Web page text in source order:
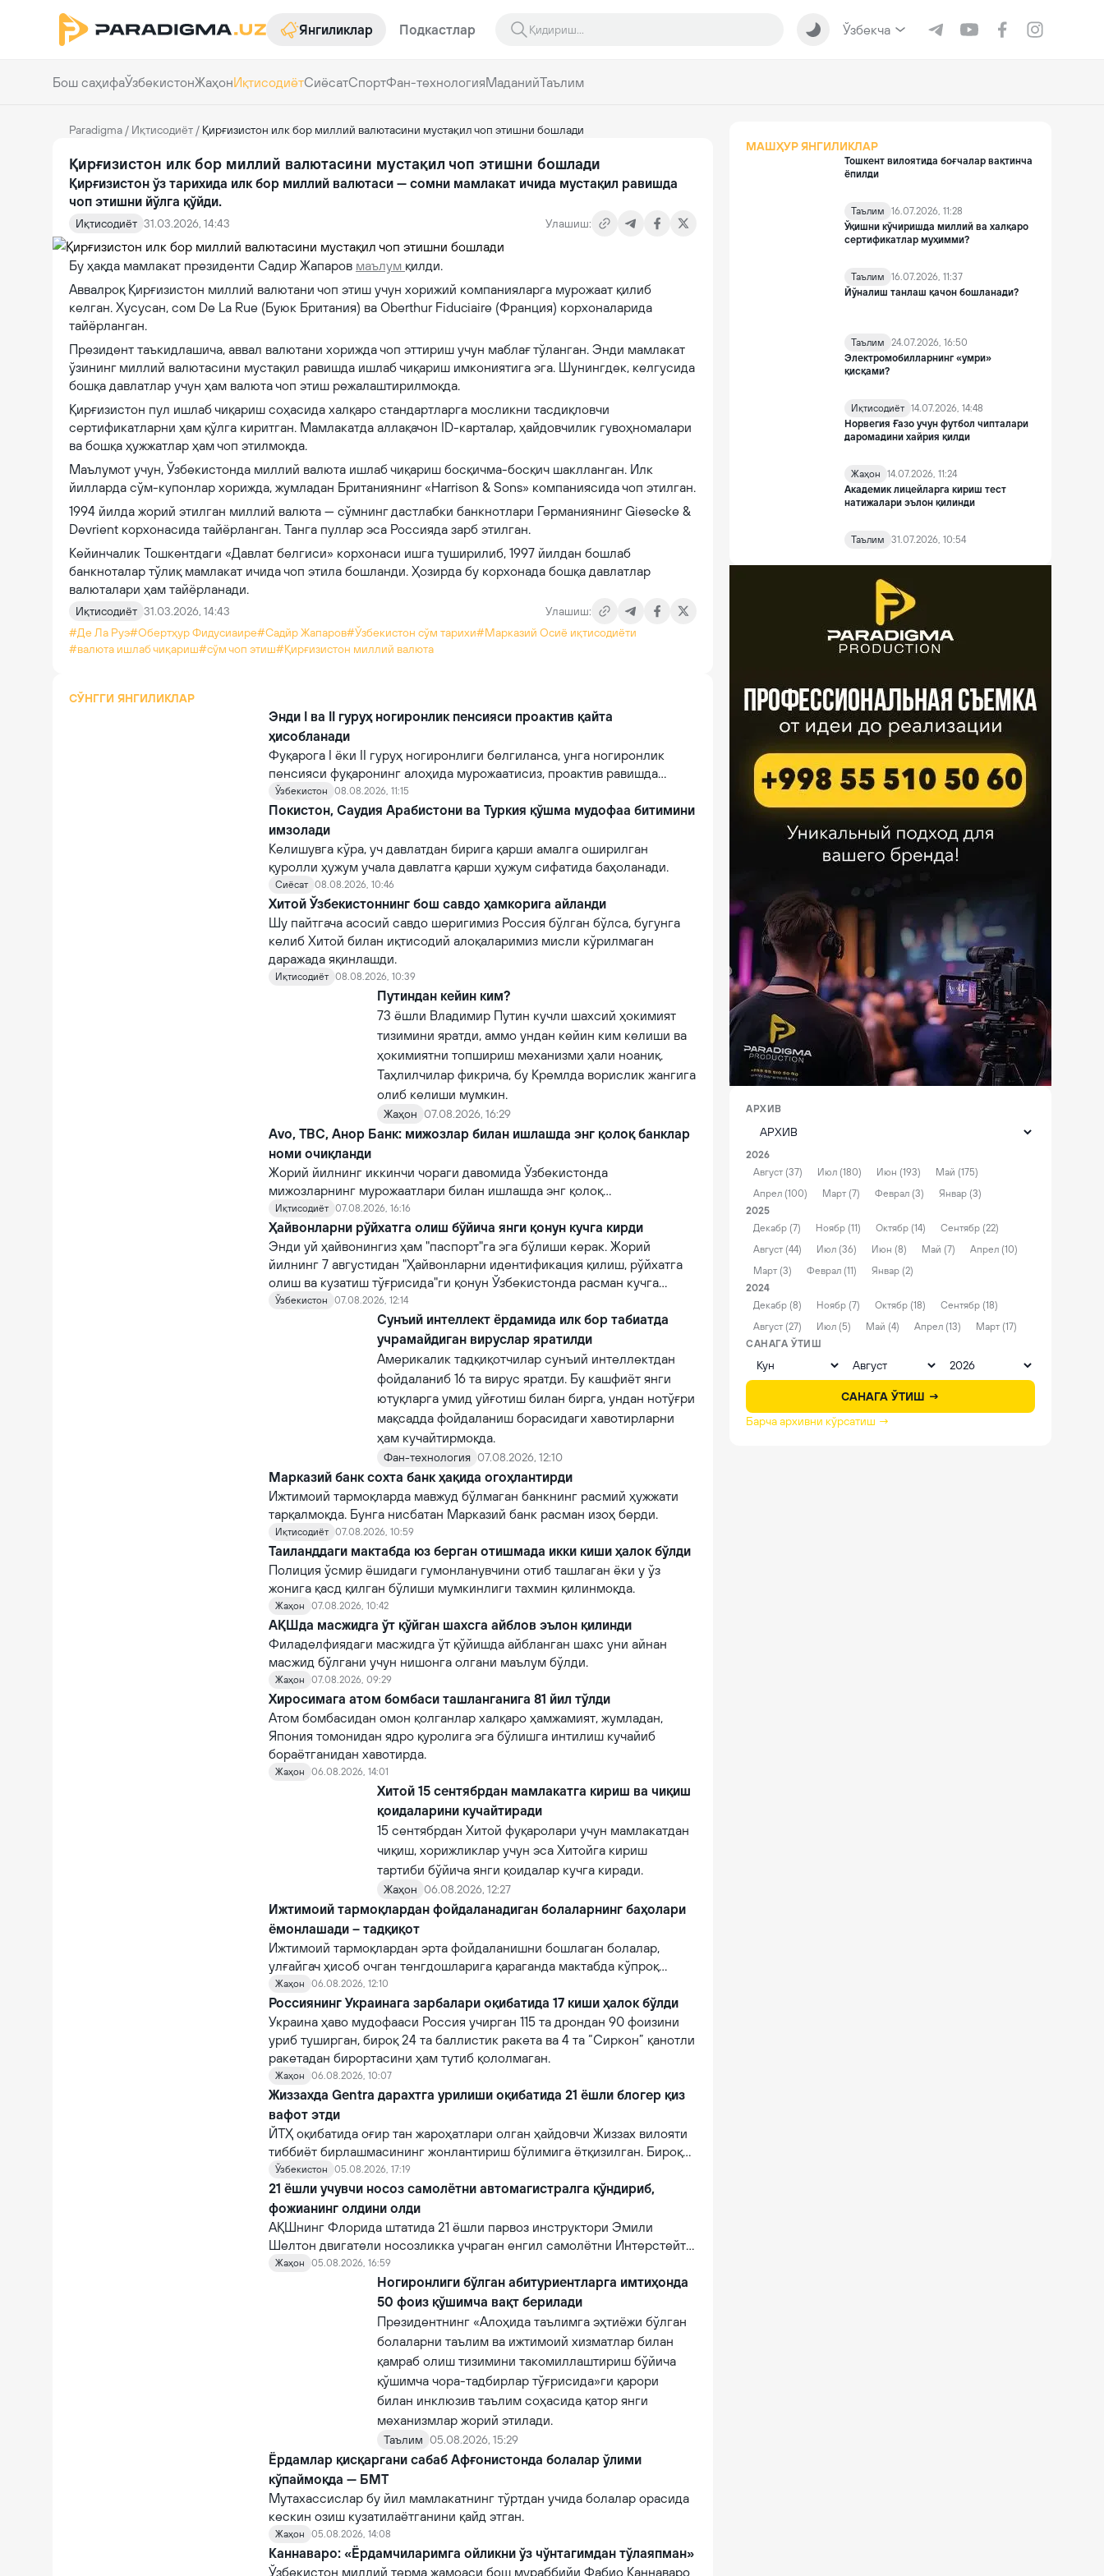
Янгиликлар Подкастлар Ўзбекча
Бош саҳифаЎзбекистонЖаҳонИқтисодиётСиёсатСпортФан-технологияМаданийТаълим
Paradigma / Иқтисодиёт / Қирғизистон илк бор миллий валютасини мустақил чоп этишни бошлади
Қирғизистон илк бор миллий валютасини мустақил чоп этишни бошлади
Қирғизистон ўз тарихида илк бор миллий валютаси — сомни мамлакат ичида мустақил равишда
чоп этишни йўлга қўйди.
Иқтисодиёт 31.03.2026, 14:43 Улашиш:
Бу ҳақда мамлакат президенти Садир Жапаров маълум қилди.
Аввалроқ Қирғизистон миллий валютани чоп этиш учун хорижий компанияларга мурожаат қилиб
келган. Хусусан, сом De La Rue (Буюк Британия) ва Oberthur Fiduciaire (Франция) корхоналарида
тайёрланган.
Президент таъкидлашича, аввал валютани хорижда чоп эттириш учун маблағ тўланган. Энди мамлакат
ўзининг миллий валютасини мустақил равишда ишлаб чиқариш имкониятига эга. Шунингдек, келгусида
бошқа давлатлар учун ҳам валюта чоп этиш режалаштирилмоқда.
Қирғизистон пул ишлаб чиқариш соҳасида халқаро стандартларга мосликни тасдиқловчи
сертификатларни ҳам қўлга киритган. Мамлакатда аллақачон ID-карталар, ҳайдовчилик гувоҳномалари
ва бошқа ҳужжатлар ҳам чоп этилмоқда.
Маълумот учун, Ўзбекистонда миллий валюта ишлаб чиқариш босқичма-босқич шаклланган. Илк
йилларда сўм-купонлар хорижда, жумладан Британиянинг «Harrison & Sons» компаниясида чоп этилган.
1994 йилда жорий этилган миллий валюта — сўмнинг дастлабки банкнотлари Германиянинг Giesecke &
Devrient корхонасида тайёрланган. Танга пуллар эса Россияда зарб этилган.
Кейинчалик Тошкентдаги «Давлат белгиси» корхонаси ишга туширилиб, 1997 йилдан бошлаб
банкноталар тўлиқ мамлакат ичида чоп этила бошланди. Ҳозирда бу корхонада бошқа давлатлар
валюталари ҳам тайёрланади.
Иқтисодиёт 31.03.2026, 14:43
Улашиш:
#Де Ла Руэ#Обертҳур Фидуcиаире#Садйр Жапаров#Ўзбекистон сўм тарихи#Марказий Осиё иқтисодиёти
#валюта ишлаб чиқариш#сўм чоп этиш#Қирғизистон миллий валюта
СЎНГГИ ЯНГИЛИКЛАР
Энди I ва II гуруҳ ногиронлик пенсияси проактив қайта
ҳисобланади
Фуқарога I ёки II гуруҳ ногиронлиги белгиланса, унга ногиронлик
пенсияси фуқаронинг алоҳида мурожаатисиз, проактив равишда
тайинланади.
Ўзбекистон 08.08.2026, 11:15
Покистон, Саудия Арабистони ва Туркия қўшма мудофаа битимини
имзолади
Келишувга кўра, уч давлатдан бирига қарши амалга оширилган
қуролли ҳужум учала давлатга қарши ҳужум сифатида баҳоланади.
Сиёсат 08.08.2026, 10:46
Хитой Ўзбекистоннинг бош савдо ҳамкорига айланди
Шу пайтгача асосий савдо шеригимиз Россия бўлган бўлса, бугунга
келиб Хитой билан иқтисодий алоқаларимиз мисли кўрилмаган
даражада яқинлашди.
Иқтисодиёт 08.08.2026, 10:39
Путиндан кейин ким?
73 ёшли Владимир Путин кучли шахсий ҳокимият
тизимини яратди, аммо ундан кейин ким келиши ва
ҳокимиятни топшириш механизми ҳали ноаниқ.
Таҳлилчилар фикрича, бу Кремлда ворислик жангига
олиб келиши мумкин.
Жаҳон 07.08.2026, 16:29
Avo, TBC, Анор Банк: мижозлар билан ишлашда энг қолоқ банклар
номи очиқланди
Жорий йилнинг иккинчи чораги давомида Ўзбекистонда
мижозларнинг мурожаатлари билан ишлашда энг қолоқ
кўрсаткичларга эга 10 та тижорий банклар рўйхати очиқланган.
Иқтисодиёт 07.08.2026, 16:16
Ҳайвонларни рўйхатга олиш бўйича янги қонун кучга кирди
Энди уй ҳайвонингиз ҳам "паспорт"га эга бўлиши керак. Жорий
йилнинг 7 августидан "Ҳайвонларни идентификация қилиш, рўйхатга
олиш ва кузатиш тўғрисида"ги қонун Ўзбекистонда расман кучга
кирди.
Ўзбекистон 07.08.2026, 12:14
Сунъий интеллект ёрдамида илк бор табиатда
учрамайдиган вируслар яратилди
Америкалик тадқиқотчилар сунъий интеллектдан
фойдаланиб 16 та вирус яратди. Бу кашфиёт янги
ютуқларга умид уйғотиш билан бирга, ундан нотўғри
мақсадда фойдаланиш борасидаги хавотирларни
ҳам кучайтирмоқда.
Фан-технология 07.08.2026, 12:10
Марказий банк сохта банк ҳақида огоҳлантирди
Ижтимоий тармоқларда мавжуд бўлмаган банкнинг расмий ҳужжати
тарқалмоқда. Бунга нисбатан Марказий банк расман изоҳ берди.
Иқтисодиёт 07.08.2026, 10:59
Таиланддаги мактабда юз берган отишмада икки киши ҳалок бўлди
Полиция ўсмир ёшидаги гумонланувчини отиб ташлаган ёки у ўз
жонига қасд қилган бўлиши мумкинлиги тахмин қилинмоқда.
Жаҳон 07.08.2026, 10:42
АҚШда масжидга ўт қўйган шахсга айблов эълон қилинди
Филаделфиядаги масжидга ўт қўйишда айбланган шахс уни айнан
масжид бўлгани учун нишонга олгани маълум бўлди.
Жаҳон 07.08.2026, 09:29
Хиросимага атом бомбаси ташланганига 81 йил тўлди
Атом бомбасидан омон қолганлар халқаро ҳамжамият, жумладан,
Япония томонидан ядро қуролига эга бўлишга интилиш кучайиб
бораётганидан хавотирда.
Жаҳон 06.08.2026, 14:01
Хитой 15 сентябрдан мамлакатга кириш ва чиқиш
қоидаларини кучайтиради
15 сентябрдан Хитой фуқаролари учун мамлакатдан
чиқиш, хорижликлар учун эса Хитойга кириш
тартиби бўйича янги қоидалар кучга киради.
Жаҳон 06.08.2026, 12:27
Ижтимоий тармоқлардан фойдаланадиган болаларнинг баҳолари
ёмонлашади – тадқиқот
Ижтимоий тармоқлардан эрта фойдаланишни бошлаган болалар,
улғайгач ҳисоб очган тенгдошларига қараганда мактабда кўпроқ
қийналишади.
Жаҳон 06.08.2026, 12:10
Россиянинг Украинага зарбалари оқибатида 17 киши ҳалок бўлди
Украина ҳаво мудофааси Россия учирган 115 та дрондан 90 фоизини
уриб туширган, бироқ 24 та баллистик ракета ва 4 та “Сиркон” қанотли
ракетадан бирортасини ҳам тутиб қололмаган.
Жаҳон 06.08.2026, 10:07
Жиззахда Gentra дарахтга урилиши оқибатида 21 ёшли блогер қиз
вафот этди
ЙТҲ оқибатида оғир тан жароҳатлари олган ҳайдовчи Жиззах вилояти
тиббиёт бирлашмасининг жонлантириш бўлимига ётқизилган. Бироқ
шифокорлар томонидан кўрсатилган тиббий муолажаларга
қарамасдан, у вафот этган.
Ўзбекистон 05.08.2026, 17:19
21 ёшли учувчи носоз самолётни автомагистралга қўндириб,
фожианинг олдини олди
АҚШнинг Флорида штатида 21 ёшли парвоз инструктори Эмили
Шелтон двигатели носозликка учраган енгил самолётни Интерстейт
10 автомагистралига муваффақиятли қўндириб, эҳтимолий йирик
фожианинг олдини олди.
Жаҳон 05.08.2026, 16:59
Ногиронлиги бўлган абитуриентларга имтиҳонда
50 фоиз қўшимча вақт берилади
Президентнинг «Алоҳида таълимга эҳтиёжи бўлган
болаларни таълим ва ижтимоий хизматлар билан
қамраб олиш тизимини такомиллаштириш бўйича
қўшимча чора-тадбирлар тўғрисида»ги қарори
билан инклюзив таълим соҳасида қатор янги
механизмлар жорий этилади.
Таълим 05.08.2026, 15:29
Ёрдамлар қисқаргани сабаб Афғонистонда болалар ўлими
кўпаймоқда — БМТ
Мутахассислар бу йил мамлакатнинг тўртдан учида болалар орасида
кескин озиш кузатилаётганини қайд этган.
Жаҳон 05.08.2026, 14:08
Каннаваро: «Ёрдамчиларимга ойликни ўз чўнтагимдан тўлаяпман»
Ўзбекистон миллий терма жамоаси бош мураббийи Фабио Каннаваро
МАШҲУР ЯНГИЛИКЛАР
Тошкент вилоятида боғчалар вақтинча
ёпилди
Таълим
16.07.2026, 11:28
Ўқишни кўчиришда миллий ва халқаро
сертификатлар муҳимми?
Таълим
16.07.2026, 11:37
Йўналиш танлаш қачон бошланади?
Таълим
24.07.2026, 16:50
Электромобилларнинг «умри»
қисқами?
Иқтисодиёт 14.07.2026, 14:48
Норвегия Ғазо учун футбол чипталари
даромадини хайрия қилди
Жаҳон
14.07.2026, 11:24
Академик лицейларга кириш тест
натижалари эълон қилинди
Таълим 31.07.2026, 10:54
АРХИВ
2026
Август (37)
Июл (180) Июн (193)
Май (175)
Апрел (100)
Март (7) Феврал (3)
Январ (3)
2025
Декабр (7)
Ноябр (11) Октябр (14)
Сентябр (22)
Август (44)
Июл (36) Июн (8) Май (7)
Апрел (10)
Март (3)
Феврал (11)
Январ (2)
2024
Декабр (8)
Ноябр (7) Октябр (18)
Сентябр (18)
Август (27)
Июл (5) Май (4) Апрел (13)
Март (17)
САНАГА ЎТИШ
САНАГА ЎТИШ →
Барча архивни кўрсатиш →